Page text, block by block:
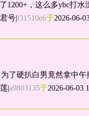
1200+，这么多ybc打
号|f31510e6于2026-06-
了硬扒白男竟然拿中
|a9803135于2026-06-03